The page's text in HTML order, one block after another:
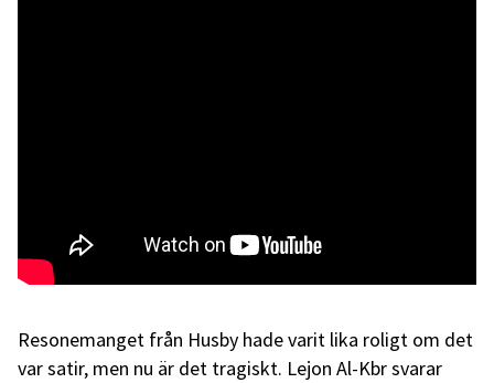
Resonemanget från Husby hade varit lika roligt om det
var satir, men nu är det tragiskt. Lejon Al-Kbr svarar